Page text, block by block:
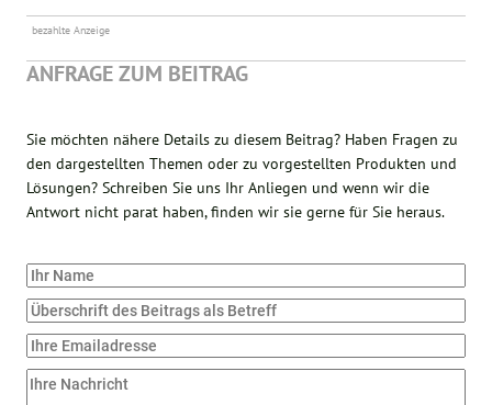
bezahlte Anzeige
ANFRAGE ZUM BEITRAG
Sie möchten nähere Details zu diesem Beitrag? Haben Fragen zu
den dargestellten Themen oder zu vorgestellten Produkten und
Lösungen? Schreiben Sie uns Ihr Anliegen und wenn wir die
Antwort nicht parat haben, finden wir sie gerne für Sie heraus.